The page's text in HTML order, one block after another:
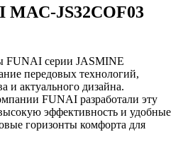
MAC-JS32COF03
FUNAI серии JASMINE
передовых технологий,
и актуального дизайна.
FUNAI разработали эту
эффективность и удобные
горизонты комфорта для